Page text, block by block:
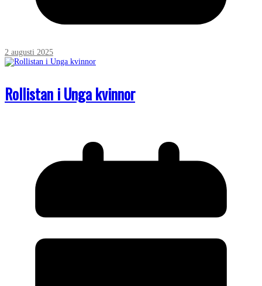
2 augusti 2025
Rollistan i Unga kvinnor